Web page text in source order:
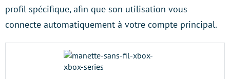
profil spécifique, afin que son utilisation vous
connecte automatiquement à votre compte principal.